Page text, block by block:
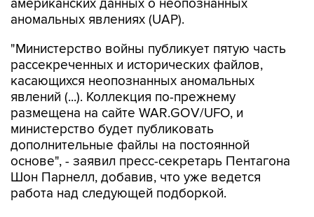
"Министерство войны публикует пятую часть
касающихся неопознанных аномальных
явлений (...). Коллекция по-прежнему
размещена на сайте WAR.GOV/UFO, и
министерство будет публиковать
дополнительные файлы на постоянной
основе", - заявил пресс-секретарь Пентагона
Шон Парнелл, добавив, что уже ведется
работа над следующей подборкой.
Как и в предыдущих публикациях, в